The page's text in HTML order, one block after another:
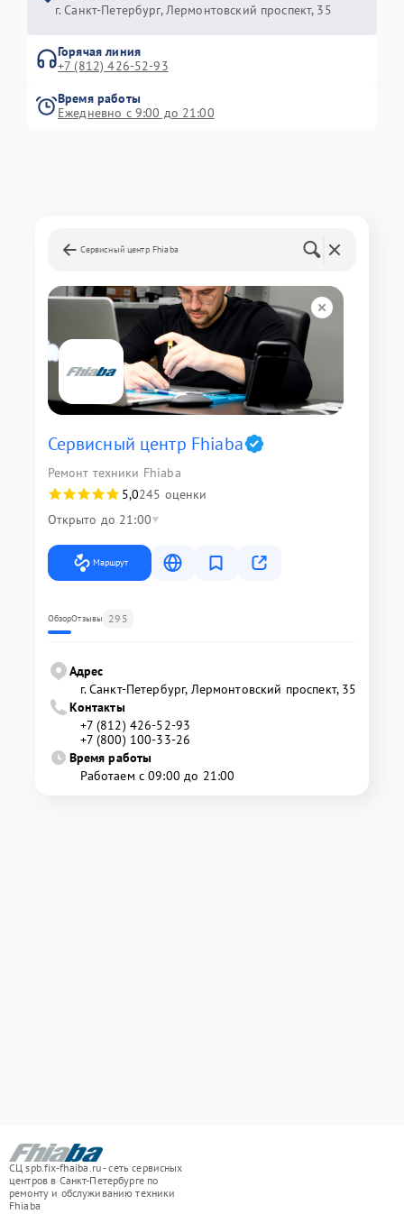
г. Санкт-Петербург, Лермонтовский проспект, 35
Горячая линия
+7 (812) 426-52-93
Время работы
Ежедневно с 9:00 до 21:00
Сервисный центр Fhiaba
Сервисный центр Fhiaba
Ремонт техники Fhiaba
5,0245 оценки
Открыто до 21:00
Маршрут
ОбзорОтзывы 295
Адрес
г. Санкт-Петербург, Лермонтовский проспект, 35
Контакты
+7 (812) 426-52-93
+7 (800) 100-33-26
Время работы
Работаем с 09:00 до 21:00
СЦ spb.fix-fhaiba.ru - сеть сервисных
центров в Санкт-Петербурге по
ремонту и обслуживанию техники
Fhiaba